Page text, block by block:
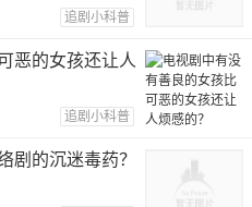
追剧小科普
恶的女孩还让人
追剧小科普
剧的沉迷毒药？